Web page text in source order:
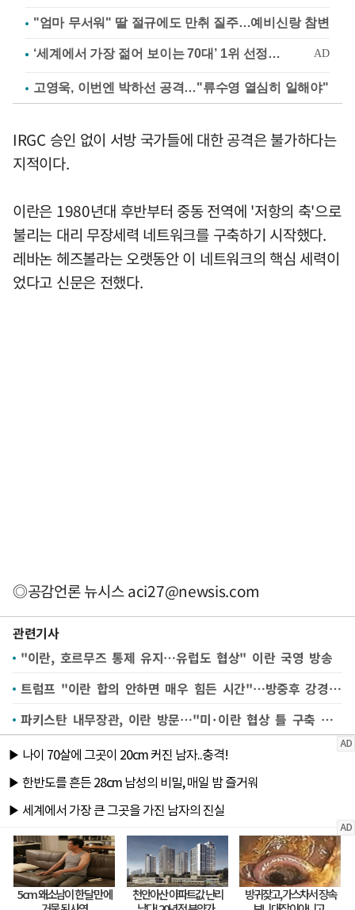
"엄마 무서워" 딸 절규에도 만취 질주…예비신랑 참변
고영욱, 이번엔 박하선 공격…"류수영 열심히 일해야"
IRGC 승인 없이 서방 국가들에 대한 공격은 불가하다는
지적이다.
이란은 1980년대 후반부터 중동 전역에 '저항의 축'으로
불리는 대리 무장세력 네트워크를 구축하기 시작했다.
레바논 헤즈볼라는 오랫동안 이 네트워크의 핵심 세력이
었다고 신문은 전했다.
◎공감언론 뉴시스aci27@newsis.com
관련기사
"이란, 호르무즈 통제 유지…유럽도 협상" 이란 국영 방송
트럼프 "이란 합의 안하면 매우 힘든 시간"…방중후 강경 경고
파키스탄 내무장관, 이란 방문…"미·이란 협상 틀 구축 지원"